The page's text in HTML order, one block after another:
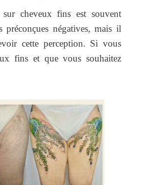
sur cheveux fins est souvent
préconçues négatives, mais il
cette perception. Si vous
fins et que vous souhaitez